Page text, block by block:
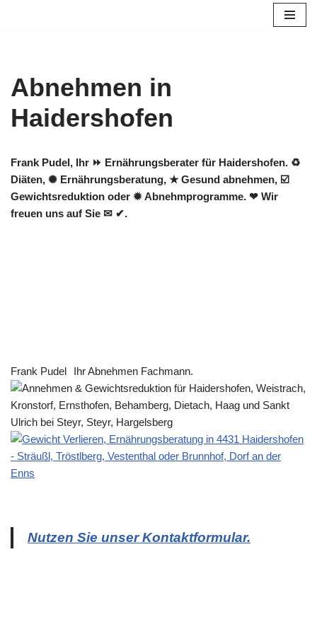
Abnehmen in
Haidershofen
Frank Pudel, Ihr ⏩ Ernährungsberater für Haidershofen. ♻
Diäten, ✺ Ernährungsberatung, ★ Gesund abnehmen, ☑️
Gewichtsreduktion oder ✹ Abnehmprogramme. ❤ Wir
freuen uns auf Sie ✉ ✔.
Frank Pudel Ihr Abnehmen Fachmann.
Nutzen Sie unser Kontaktformular.